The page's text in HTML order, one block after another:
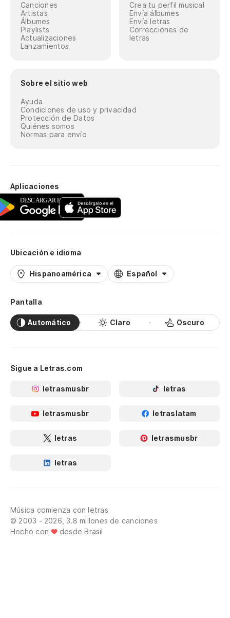
Canciones
Artistas
Álbumes
Playlists
Actualizaciones
Lanzamientos
Crea tu perfil musical
Envía álbumes
Envía letras
Correcciones de
letras
Sobre el sitio web
Ayuda
Condiciones de uso y privacidad
Protección de Datos
Quiénes somos
Normas para envío
Aplicaciones
Ubicación e idioma
Hispanoamérica Español
Pantalla
Automático Claro Oscuro
Sigue a Letras.com
letrasmusbr letras
letrasmusbr letraslatam
letras letrasmusbr
letras
Música comienza con letras
© 2003 - 2026, 3.8 millones de canciones
Hecho con
desde Brasil